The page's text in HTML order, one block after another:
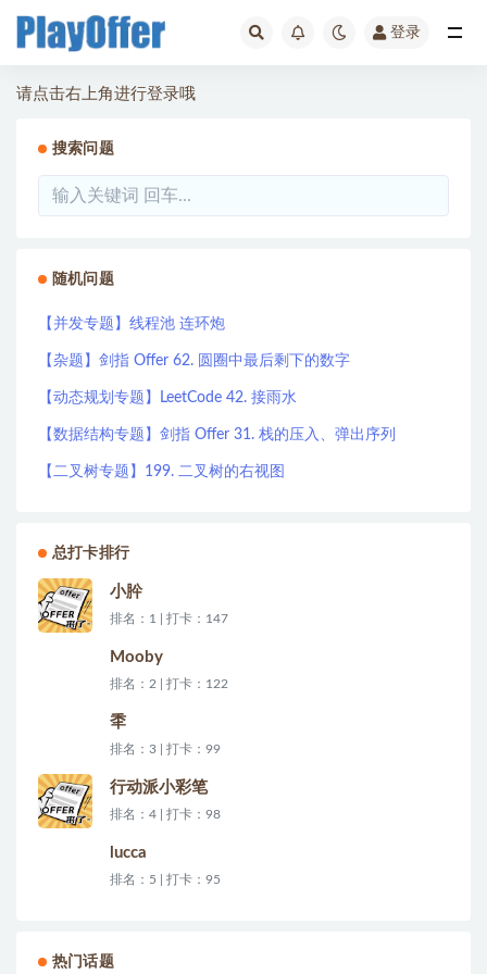
登录
请点击右上角进行登录哦
搜索问题
随机问题
【并发专题】线程池 连环炮
【杂题】剑指 Offer 62. 圆圈中最后剩下的数字
【动态规划专题】LeetCode 42. 接雨水
【数据结构专题】剑指 Offer 31. 栈的压入、弹出序列
【二叉树专题】199. 二叉树的右视图
总打卡排行
小肸
排名：1 | 打卡：147
Mooby
排名：2 | 打卡：122
秊
排名：3 | 打卡：99
行动派小彩笔
排名：4 | 打卡：98
lucca
排名：5 | 打卡：95
热门话题